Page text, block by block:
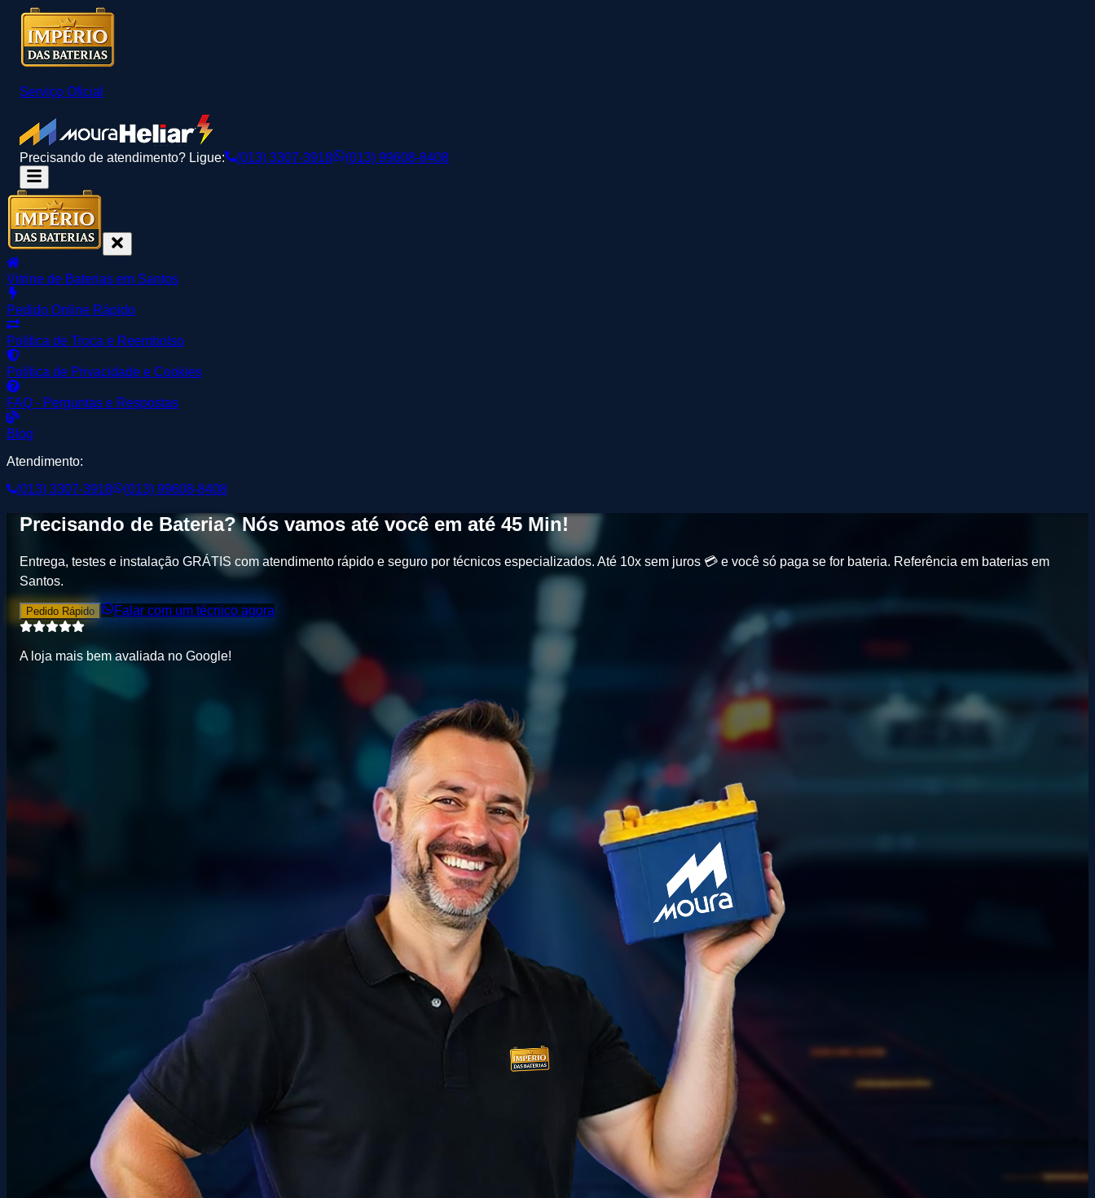
Serviço Oficial
Precisando de atendimento? Ligue: (013) 3307-3918 (013) 99608-8408
Vitrine de Baterias em Santos
Pedido Online Rápido
Política de Troca e Reembolso
Política de Privacidade e Cookies
FAQ - Perguntas e Respostas
Blog
Atendimento:
(013) 3307-3918
(013) 99608-8408
Precisando de Bateria? Nós vamos até você em até 45 Min!
Entrega, testes e instalação GRÁTIS com atendimento rápido e seguro por técnicos especializados. Até 10x sem juros 💳 e você só paga se for bateria. Referência em baterias em
Santos.
Pedido Rápido Falar com um técnico agora
A loja mais bem avaliada no Goog e!